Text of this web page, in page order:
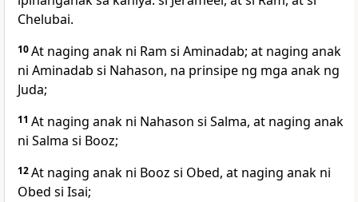
Chelubai.
10At naging anak ni Ram si Aminadab; at naging anak
ni Aminadab si Nahason, na prinsipe ng mga anak ng
Juda;
11 At naging anak ni Nahason si Salma, at naging anak
ni Salma si Booz;
12At naging anak ni Booz si Obed, at naging anak ni
Obed si Isai;